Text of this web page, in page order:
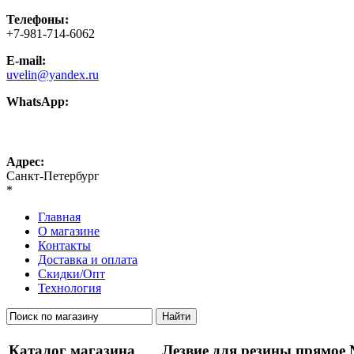
Телефоны:
+7-981-714-6062
E-mail:
uvelin@yandex.ru
WhatsApp:
Адрес:
Санкт-Петербург
*
Главная
О магазине
Контакты
Доставка и оплата
Скидки/Опт
Технология
Каталог магазина Лезвие для резины прямое